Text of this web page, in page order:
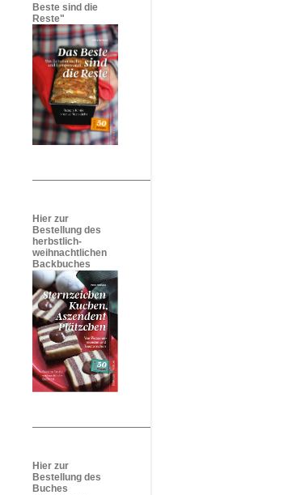
Beste sind die
Reste"
Hier zur
Bestellung des
herbstlich-
weihnachtlichen
Backbuches
Hier zur
Bestellung des
Buches